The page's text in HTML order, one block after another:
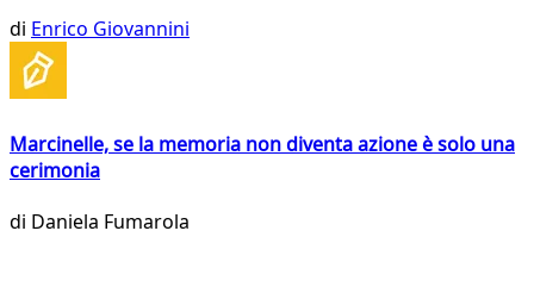
di Enrico Giovannini
Marcinelle, se la memoria non diventa azione è solo una
cerimonia
di Daniela Fumarola